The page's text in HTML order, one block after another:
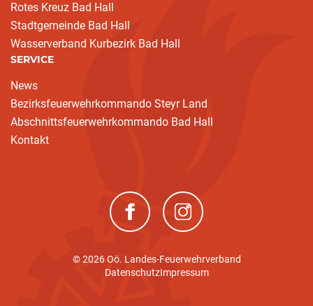
Rotes Kreuz Bad Hall
Stadtgemeinde Bad Hall
Wasserverband Kurbezirk Bad Hall
SERVICE
News
Bezirksfeuerwehrkommando Steyr Land
Abschnittsfeuerwehrkommando Bad Hall
Kontakt
(neues Fenster)(neues Fenster)
© 2026 Oö. Landes-Feuerwehrverband
DatenschutzImpressum